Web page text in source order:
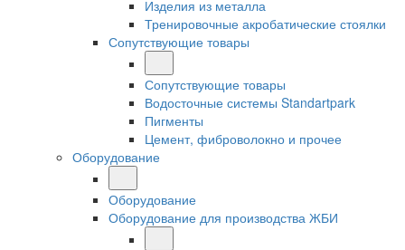
Изделия из металла
Тренировочные акробатические стоялки
Сопутствующие товары
Сопутствующие товары
Водосточные системы Standartpark
Пигменты
Цемент, фиброволокно и прочее
Оборудование
Оборудование
Оборудование для производства ЖБИ